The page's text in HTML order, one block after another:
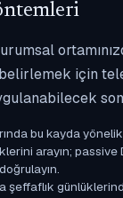
belirlemek için
bu kayda
arayın;
şeffaflık